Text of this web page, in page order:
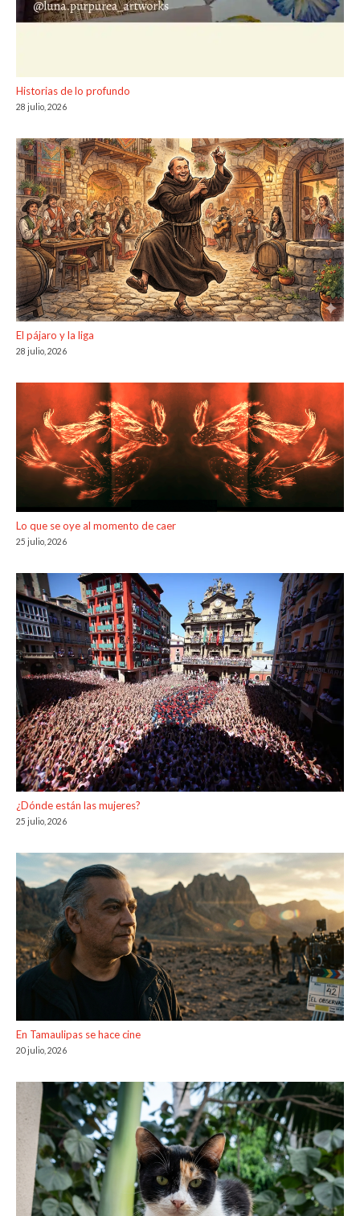
Historias de lo profundo
28 julio, 2026
El pájaro y la liga
28 julio, 2026
Lo que se oye al momento de caer
25 julio, 2026
¿Dónde están las mujeres?
25 julio, 2026
En Tamaulipas se hace cine
20 julio, 2026